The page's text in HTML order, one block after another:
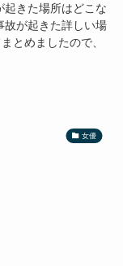
きた場所はどこな
故が起きた詳しい場
とめましたので、
女優